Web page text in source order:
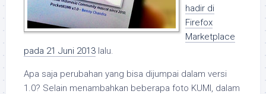
hadir di
Firefox
Marketplace
pada 21 Juni 2013 lalu.
Apa saja perubahan yang bisa dijumpai dalam versi
1.0? Selain menambahkan beberapa foto KUMI, dalam